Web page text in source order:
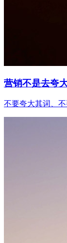
营销不是去夸
不要夸大其词、